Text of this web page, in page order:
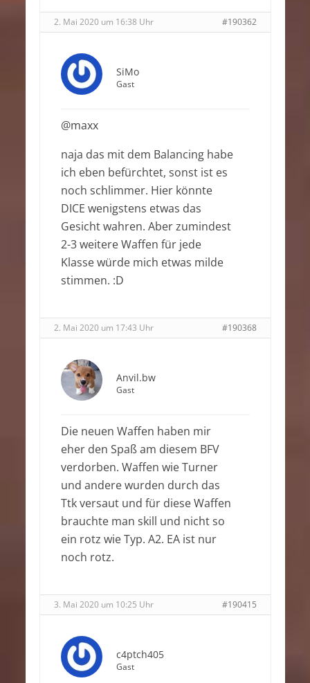
2. Mai 2020 um 16:38 Uhr #190362
SiMo
Gast
@maxx
naja das mit dem Balancing habe
ich eben befürchtet, sonst ist es
noch schlimmer. Hier könnte
DICE wenigstens etwas das
Gesicht wahren. Aber zumindest
2-3 weitere Waffen für jede
Klasse würde mich etwas milde
stimmen. :D
2. Mai 2020 um 17:43 Uhr #190368
Anvil.bw
Gast
Die neuen Waffen haben mir
eher den Spaß am diesem BFV
verdorben. Waffen wie Turner
und andere wurden durch das
Ttk versaut und für diese Waffen
brauchte man skill und nicht so
ein rotz wie Typ. A2. EA ist nur
noch rotz.
3. Mai 2020 um 10:25 Uhr #190415
c4ptch405
Gast